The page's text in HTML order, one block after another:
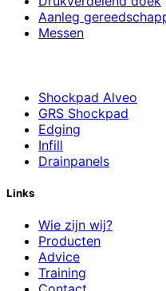
Aanleg
Messen
Shockpad Alveo
GRS Shockpad
Edging
Infill
Drainpanels
Links
Wie zijn wij?
Producten
Advice
Training